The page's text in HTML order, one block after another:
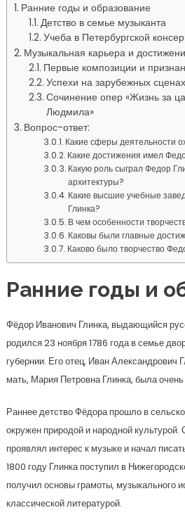
Ранние годы и образование
Детство в семье музыканта
Учеба в Петербургской
Музыкальная карьера и
Первые композиции и
Успехи на зарубежных сценах
Сочинение опер «Жизнь за
Людмила»
Вопрос-ответ:
Какие сферы деятельности
Какие достижения имел
Какую роль сыграл Федор
архитектуры?
Какие высшие учебные
Глинка?
В чем особенности
Каковы были главные
Каково было творчество
Ранние годы и
Фёдор Иванович Глинка, выдающийся
родился 23 ноября 1786 года в семье
губернии. Его отец, Иван Александрович
мать, Мария Петровна Глинка, была
Раннее детство Фёдора прошло в
окружен природой и народной культурой.
проявлял интерес к музыке и начал
1800 году Глинка поступил в
получил основы грамоты, музыкального
классической литературой.